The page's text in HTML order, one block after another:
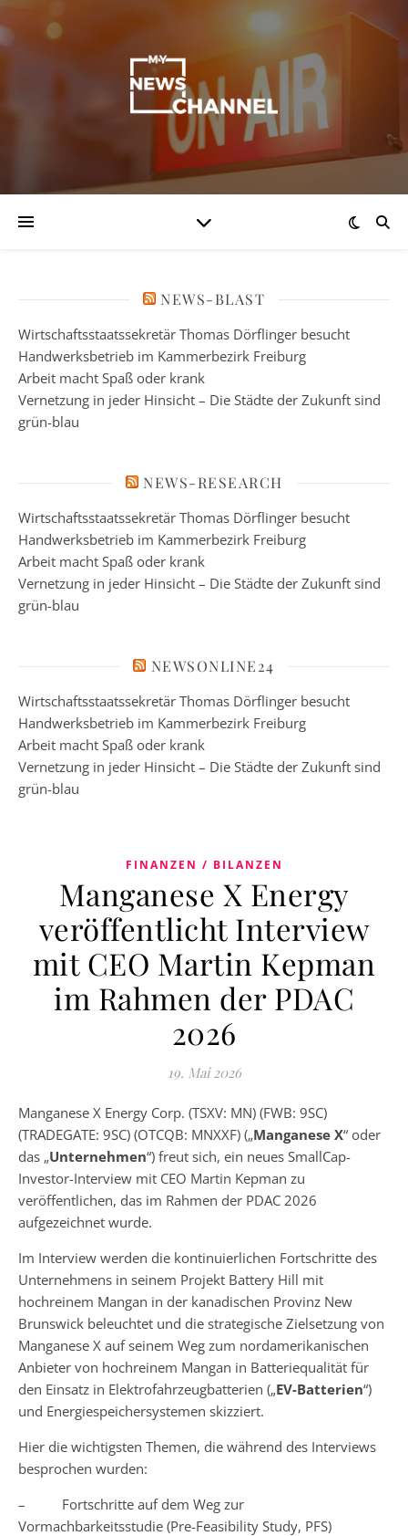
NEWS-BLAST
Wirtschaftsstaatssekretär Thomas Dörflinger besucht
Handwerksbetrieb im Kammerbezirk Freiburg
Arbeit macht Spaß oder krank
Vernetzung in jeder Hinsicht – Die Städte der Zukunft sind
grün-blau
NEWS-RESEARCH
Wirtschaftsstaatssekretär Thomas Dörflinger besucht
Handwerksbetrieb im Kammerbezirk Freiburg
Arbeit macht Spaß oder krank
Vernetzung in jeder Hinsicht – Die Städte der Zukunft sind
grün-blau
NEWSONLINE24
Wirtschaftsstaatssekretär Thomas Dörflinger besucht
Handwerksbetrieb im Kammerbezirk Freiburg
Arbeit macht Spaß oder krank
Vernetzung in jeder Hinsicht – Die Städte der Zukunft sind
grün-blau
FINANZEN / BILANZEN
Manganese X Energy
veröffentlicht Interview
mit CEO Martin Kepman
im Rahmen der PDAC
2026
19. Mai 2026
Manganese X Energy Corp. (TSXV: MN) (FWB: 9SC)
(TRADEGATE: 9SC) (OTCQB: MNXXF) („Manganese X“ oder
das „Unternehmen“) freut sich, ein neues SmallCap-
Investor-Interview mit CEO Martin Kepman zu
veröffentlichen, das im Rahmen der PDAC 2026
aufgezeichnet wurde.
Im Interview werden die kontinuierlichen Fortschritte des
Unternehmens in seinem Projekt Battery Hill mit
hochreinem Mangan in der kanadischen Provinz New
Brunswick beleuchtet und die strategische Zielsetzung von
Manganese X auf seinem Weg zum nordamerikanischen
Anbieter von hochreinem Mangan in Batteriequalität für
den Einsatz in Elektrofahrzeugbatterien („EV-Batterien“)
und Energiespeichersystemen skizziert.
Hier die wichtigsten Themen, die während des Interviews
besprochen wurden:
– Fortschritte auf dem Weg zur
Vormachbarkeitsstudie (Pre-Feasibility Study, PFS)